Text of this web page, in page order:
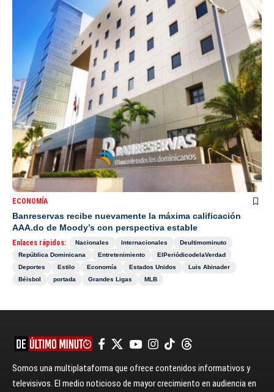
ECONOMÍA
Banreservas recibe nuevamente la máxima calificación
AAA.do de Moody’s con perspectiva estable
Enlaces rápidos: Nacionales Internacionales
Deultimominuto
República Dominicana
Entretenimiento
ElPeriódicodelaVerdad
Deportes
Estilo Economía Estados Unidos
Luis Abinader
Béisbol
portada Grandes Ligas MLB
Somos una multiplataforma que ofrece contenidos informativos y
televisivos. El medio noticioso de mayor crecimiento en audiencia en